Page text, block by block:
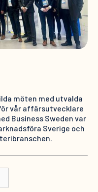
möten med utvalda
vår affärsutvecklare
Business Sweden var
Sverige och